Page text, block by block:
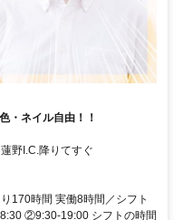
・ネイル自由！！
野I.C.降りてすぐ
170時間 実働8時間／シフト
②9:30-19:00 シフトの時間